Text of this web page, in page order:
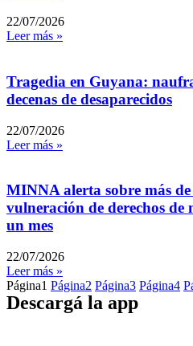
22/07/2026
Leer más »
Tragedia en Guyana:
decenas de desaparecidos
22/07/2026
Leer más »
MINNA alerta sobre más de
vulneración de derechos de
un mes
22/07/2026
Leer más »
Página1 Página2 Página3 Página4
Descargá la app